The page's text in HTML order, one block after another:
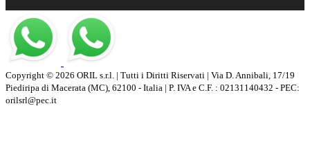
Copyright © 2026 ORIL s.r.l. | Tutti i Diritti Riservati | Via D. Annibali, 17/19
Piediripa di Macerata (MC), 62100 - Italia | P. IVA e C.F. : 02131140432 - PEC:
orilsrl@pec.it